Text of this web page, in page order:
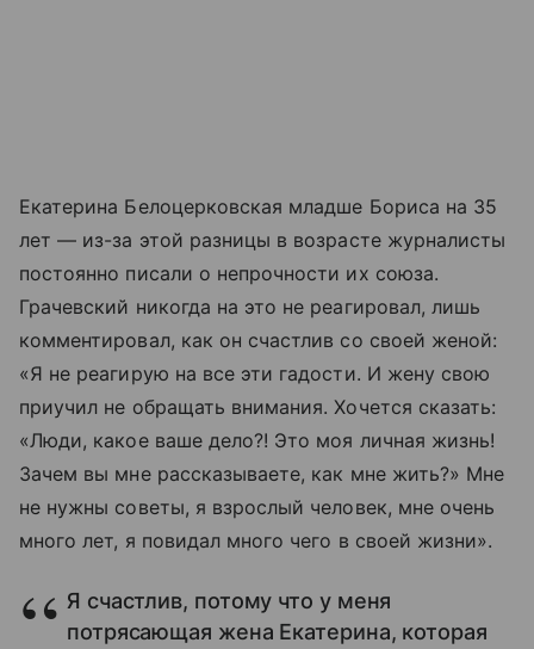
Екатерина Белоцерковская младше Бориса на 35
лет — из-за этой разницы в возрасте журналисты
постоянно писали о непрочности их союза.
Грачевский никогда на это не реагировал, лишь
комментировал, как он счастлив со своей женой:
«Я не реагирую на все эти гадости. И жену свою
приучил не обращать внимания. Хочется сказать:
«Люди, какое ваше дело?! Это моя личная жизнь!
Зачем вы мне рассказываете, как мне жить?» Мне
не нужны советы, я взрослый человек, мне очень
много лет, я повидал много чего в своей жизни».
Я счастлив, потому что у меня
потрясающая жена Екатерина, которая